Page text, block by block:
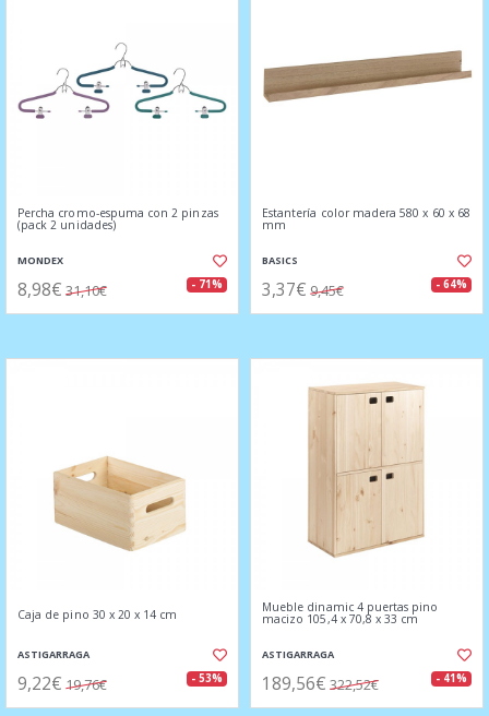
Percha cromo-espuma con 2 pinzas
(pack 2 unidades)
MONDEX
8,98€ 31,10€ - 71%
Estantería color madera 580 x 60 x 68
mm
BASICS
3,37€ 9,45€ - 64%
Caja de pino 30 x 20 x 14 cm
ASTIGARRAGA
9,22€ 19,76€ - 53%
Mueble dinamic 4 puertas pino
macizo 105,4 x 70,8 x 33 cm
ASTIGARRAGA
189,56€ 322,52€ - 41%